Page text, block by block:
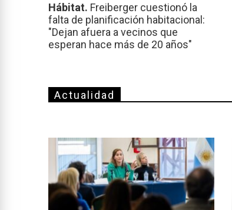
Hábitat. Freiberger cuestionó la
falta de planificación habitacional:
"Dejan afuera a vecinos que
esperan hace más de 20 años"
Actualidad